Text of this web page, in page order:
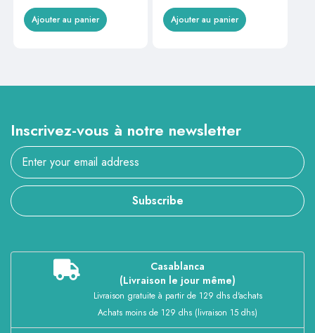
Ajouter au panier Ajouter au panier
Inscrivez-vous à notre newsletter
Subscribe
Casablanca
(Livraison le jour même)
Livraison gratuite à partir de 129 dhs d'achats
Achats moins de 129 dhs (livraison 15 dhs)